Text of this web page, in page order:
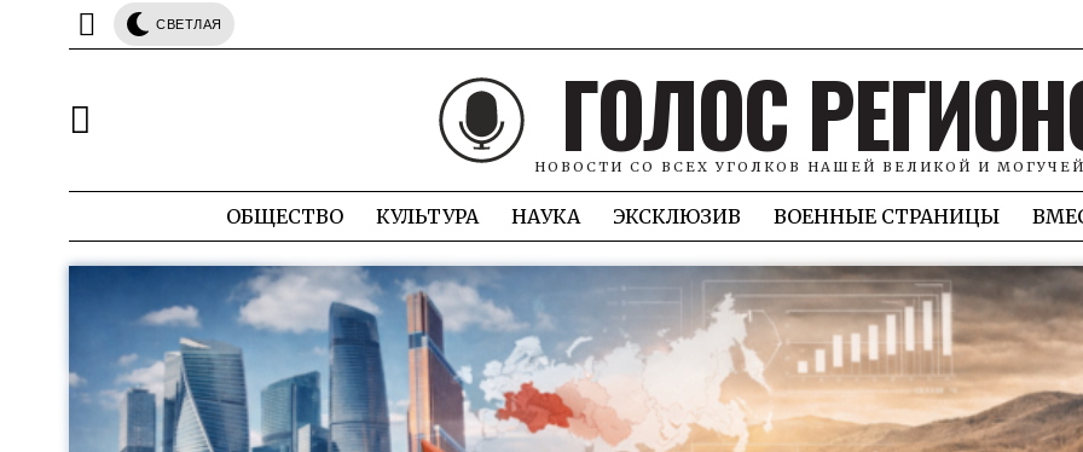
СВЕТЛАЯ
ГОЛОС
НОВОСТИ СО ВСЕХ УГОЛКОВ НАШЕЙ ВЕЛИКОЙ И
ОБЩЕСТВО КУЛЬТУРА НАУКА ЭКСКЛЮЗИВ ВОЕННЫЕ СТРАНИЦЫ